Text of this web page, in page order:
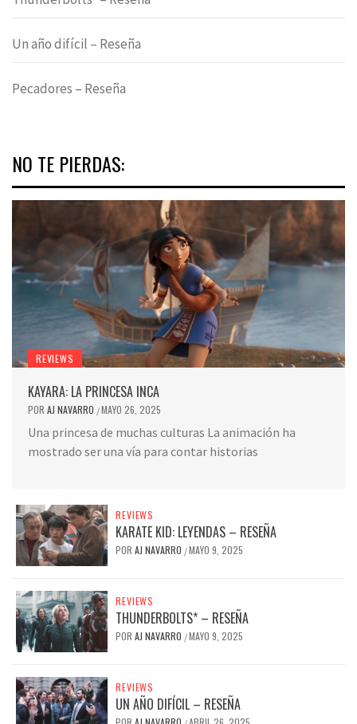
Un año difícil – Reseña
Pecadores – Reseña
NO TE PIERDAS:
REVIEWS
KAYARA: LA PRINCESA INCA
POR AJ NAVARRO /MAYO 26, 2025
Una princesa de muchas culturas La animación ha
mostrado ser una vía para contar historias
REVIEWS
KARATE KID: LEYENDAS – RESEÑA
POR AJ NAVARRO /MAYO 9, 2025
REVIEWS
THUNDERBOLTS* – RESEÑA
POR AJ NAVARRO /MAYO 9, 2025
REVIEWS
UN AÑO DIFÍCIL – RESEÑA